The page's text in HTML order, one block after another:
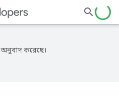
অনুবাদ করেছে।